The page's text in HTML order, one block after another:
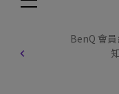
BenQ 會